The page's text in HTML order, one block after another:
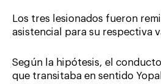
Los tres lesionados fueron
asistencial para su respectiva
Según la hipótesis, el
que transitaba en sentido